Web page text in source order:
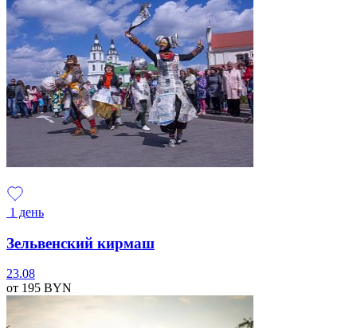
1 день
Зельвенский кирмаш
23.08
от 195 BYN